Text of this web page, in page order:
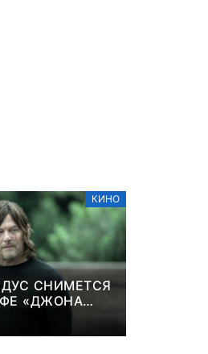
КИНО
СНИМЕТСЯ
«ДЖОНА